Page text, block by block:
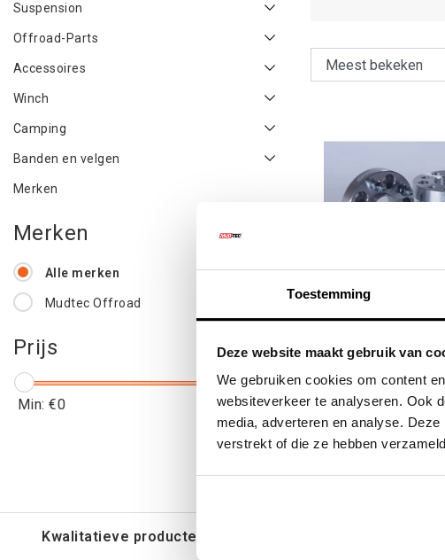
Toestemming
Deze website maakt gebruik van
We gebruiken cookies om content
websiteverkeer te analyseren. Ook
media, adverteren en analyse.
verstrekt of die ze hebben
Suspension
Offroad-Parts
Accessoires
Winch
Camping
Banden en velgen
Merken
Merken
Alle merken
Mudtec Offroad
Prijs
Min: €0 Max: €200
VOLKSWAGEN
5x120
€139,67
€169,00 Incl.
Kwalitatieve producten voor een eerlijke prijs